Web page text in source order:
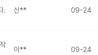
. 신** 09-24
이** 09-24